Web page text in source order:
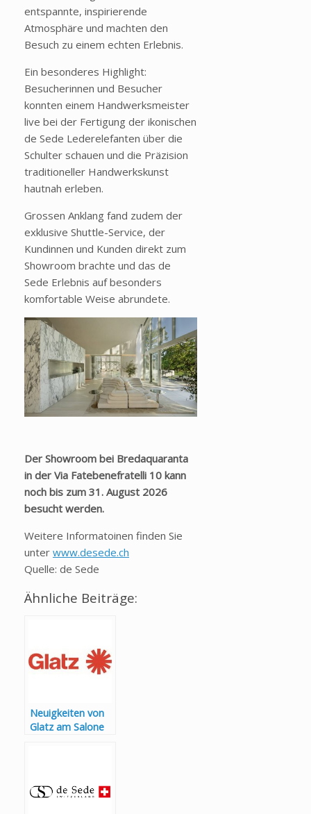
entspannte, inspirierende
Atmosphäre und machten den
Besuch zu einem echten Erlebnis.
Ein besonderes Highlight:
Besucherinnen und Besucher
konnten einem Handwerksmeister
live bei der Fertigung der ikonischen
de Sede Lederelefanten über die
Schulter schauen und die Präzision
traditioneller Handwerkskunst
hautnah erleben.
Grossen Anklang fand zudem der
exklusive Shuttle-Service, der
Kundinnen und Kunden direkt zum
Showroom brachte und das de
Sede Erlebnis auf besonders
komfortable Weise abrundete.
Der Showroom bei Bredaquaranta
in der Via Fatebenefratelli 10 kann
noch bis zum 31. August 2026
besucht werden.
Weitere Informatoinen finden Sie
unter www.desede.ch
Quelle: de Sede
Ähnliche Beiträge:
Neuigkeiten von
Glatz am Salone